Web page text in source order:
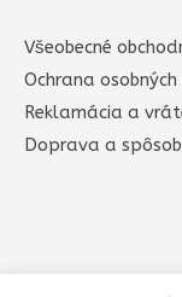
Všeobecné
Ochrana
Reklamácia a
Doprava a